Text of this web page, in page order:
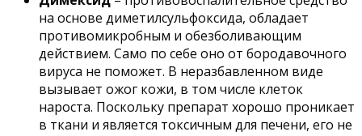
на основе диметилсульфоксида, обладает
противомикробным и обезболивающим
действием. Само по себе оно от бородавочного
вируса не поможет. В неразбавленном виде
вызывает ожог кожи, в том числе клеток
нароста. Поскольку препарат хорошо проникает
в ткани и является токсичным для печени, его не